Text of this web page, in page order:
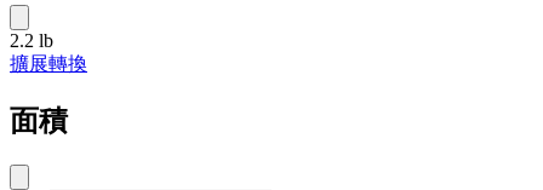
2.2 lb
擴展轉換
面積